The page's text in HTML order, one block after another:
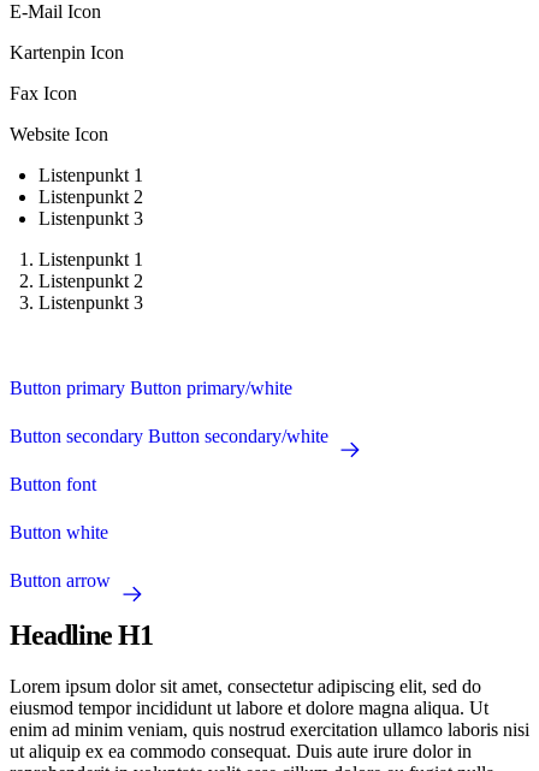
E-Mail Icon
Kartenpin Icon
Fax Icon
Website Icon
Listenpunkt 1
Listenpunkt 2
Listenpunkt 3
Listenpunkt 1
Listenpunkt 2
Listenpunkt 3
Button primary Button primary/white
Button secondary Button secondary/white
Button font
Button white
Button arrow
Headline H1
Lorem ipsum dolor sit amet, consectetur adipiscing elit, sed do
eiusmod tempor incididunt ut labore et dolore magna aliqua. Ut
enim ad minim veniam, quis nostrud exercitation ullamco laboris nisi
ut aliquip ex ea commodo consequat. Duis aute irure dolor in